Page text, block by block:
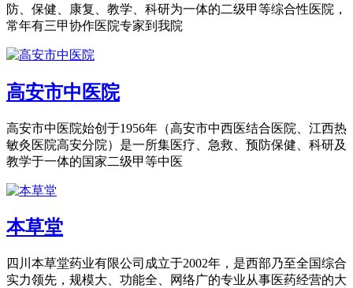
防、保健、康复、教学、科研为一体的二级甲等综合性医院，
常年有三甲协作医院专家到我院
高安市中医院
高安市中医院始创于1956年（高安市中西医结合医院、江西热
敏灸医院高安分院）是一所集医疗、急救、预防保健、科研及
教学于一体的国家二级甲等中医
本草堂
四川本草堂药业有限公司成立于2002年，是西部乃至全国综合
实力领先，规模大、功能全、网络广的专业从事医药经营的大